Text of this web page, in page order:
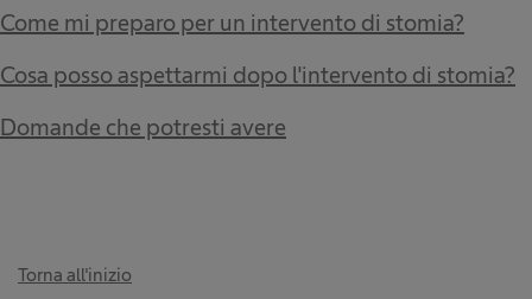
Come mi preparo per un intervento di stomia?
Cosa posso aspettarmi dopo l'intervento di stomia?
Domande che potresti avere
Torna all'inizio